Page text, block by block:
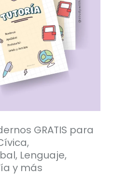
GRATIS para
Lenguaje,
y más